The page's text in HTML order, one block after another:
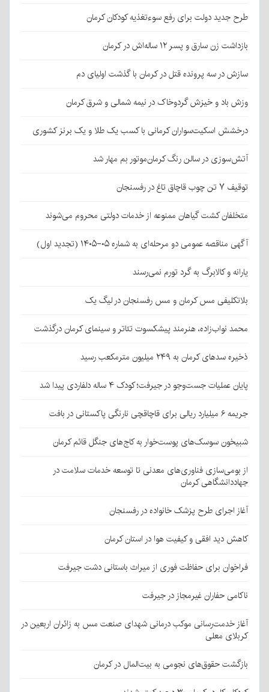
طرح جدید دولت برای رفع سوءتغذیه کودکان کرمان
بازداشت زن سارق و پسر ۱۲ ساله‌اش در کرمان
سازش در سه پرونده قتل در کرمان با گذشت اولیای دم
وزش باد و خیزش گردوخاک در نیمه شمالی و شرق کرمان
درخشش اسکیت‌سواران کرمانی با کسب یک طلا و یک برنز کشوری
آتش‌سوزی در سالن رنگ کرمان‌موتور بم مهار شد
توقیف ۷ تن چوب قاچاق تاغ در رفسنجان
متخلفان کشت گیاهان ممنوعه از خدمات دولتی محروم می‌شوند
آگهی مناقصه عمومی دو مرحله‌ای به شماره ۰۵-۱۴۰۵ (تجدید اول)
یارانه و کالابرگ به گرد تورم نمی‌رسند
بلاتکلیفی مس کرمان و مس رفسنجان در لیگ یک
محمد نواب‌زاده، هنرمند پیشکسوت تئاتر و سینمای کرمان درگذشت
ذخیره سدهای کرمان به ۲۴۹ میلیون مترمکعب رسید
پایان عملیات جست‌وجو در جیرفت؛ کودک ۴ ساله دلفاردی پیدا شد
جریمه ۶ میلیارد ریالی برای قاچاقچی نارنگی پاکستانی در بافت
شبیخون سوسک‌های پوست‌خوار به کاج‌های جنگل قائم کرمان
از بومی‌سازی فناوری‌های معدنی تا توسعه خدمات سلامت در
جهاددانشگاهی کرمان
آغاز اجرای طرح پزشک خانواده در رفسنجان
کاهش دید افقی و کیفیت هوا در استان کرمان
فراخوان برای حفاظت فوری از میراث باستانی دشت جیرفت
ناکامی حفاران غیرمجاز در جیرفت
آغاز خدمت‌رسانی موکب درمانی شهدای صنعت مس به زائران اربعین در
کربلای معلی
بازگشت حقوق‌های نجومی به بیت‌المال در کرمان